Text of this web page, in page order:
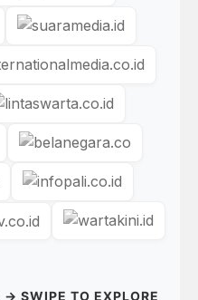
→ SWIPE TO EXPLORE